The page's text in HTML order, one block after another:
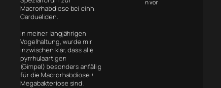
Macrorhabdiose bei einh.
Cardueliden.
In meiner langjährigen
Vogelhaltung, wurde mir
inzwischen klar, dass alle
pyrrhulaartigen
(Gimpel) besonders anfällig
für die Macrorhabdiose /
Megabakteriose sind.
n vor